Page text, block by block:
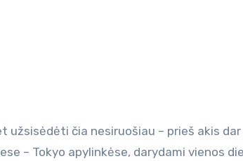
užsisėdėti čia nesiruošiau – prieš akis
– Tokyo apylinkėse, darydami vienos